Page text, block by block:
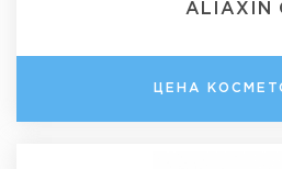
ALIAXIN
ЦЕНА